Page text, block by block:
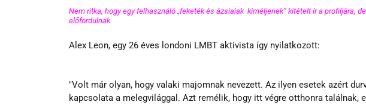
Nem ritka, hogy egy felhasználó „feketék és ázsiaiak  kíméljenek” kitételt ír a profiljára,
előfordulnak
Alex Leon, egy 26 éves londoni LMBT aktivista így nyilatkozott:
"Volt már olyan, hogy valaki majomnak nevezett. Az ilyen esetek azért
kapcsolata a melegvilággal. Azt remélik, hogy itt végre otthonra találnak,